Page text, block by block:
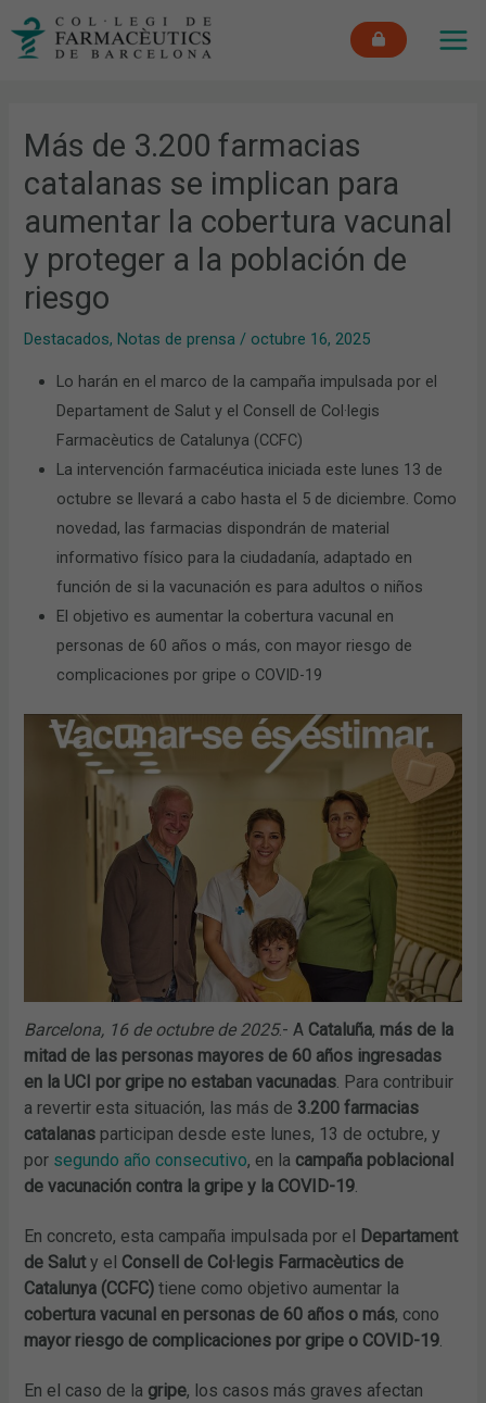
Más de 3.200 farmacias
catalanas se implican para
aumentar la cobertura vacunal
y proteger a la población de
riesgo
Destacados, Notas de prensa / octubre 16, 2025
Lo harán en el marco de la campaña impulsada por el
Departament de Salut y el Consell de Col·legis
Farmacèutics de Catalunya (CCFC)
La intervención farmacéutica iniciada este lunes 13 de
octubre se llevará a cabo hasta el 5 de diciembre. Como
novedad, las farmacias dispondrán de material
informativo físico para la ciudadanía, adaptado en
función de si la vacunación es para adultos o niños
El objetivo es aumentar la cobertura vacunal en
personas de 60 años o más, con mayor riesgo de
complicaciones por gripe o COVID-19
Barcelona, 16 de octubre de 2025.- A Cataluña, más de la
mitad de las personas mayores de 60 años ingresadas
en la UCI por gripe no estaban vacunadas. Para contribuir
a revertir esta situación, las más de 3.200 farmacias
catalanas participan desde este lunes, 13 de octubre, y
por segundo año consecutivo, en la campaña poblacional
de vacunación contra la gripe y la COVID-19.
En concreto, esta campaña impulsada por el
Departament
de Saluty el Consell de Col·legis Farmacèutics de
Catalunya (CCFC) tiene como objetivo aumentar la
cobertura vacunal en personas de 60 años o más, cono
mayor riesgo de complicaciones por gripe o COVID-19.
En el caso de la gripe, los casos más graves afectan